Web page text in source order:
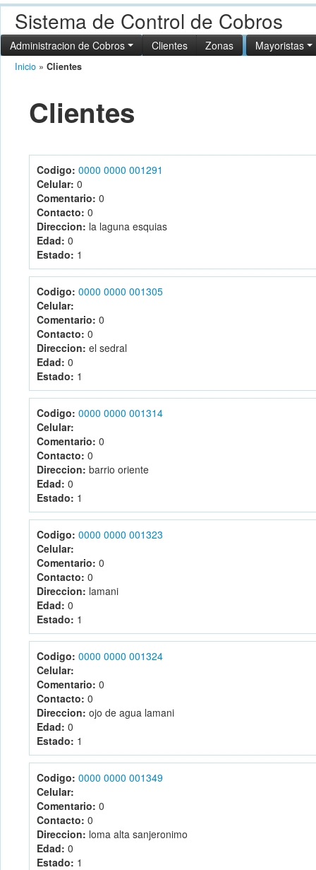
Sistema de Control de Cobros
Administracion de Cobros Clientes Zonas Mayoristas
Inicio » Clientes
Clientes
Codigo: 0000 0000 001291
Celular: 0
Comentario: 0
Contacto: 0
Direccion: la laguna esquias
Edad: 0
Estado: 1
Codigo: 0000 0000 001305
Celular:
Comentario: 0
Contacto: 0
Direccion: el sedral
Edad: 0
Estado: 1
Codigo: 0000 0000 001314
Celular:
Comentario: 0
Contacto: 0
Direccion: barrio oriente
Edad: 0
Estado: 1
Codigo: 0000 0000 001323
Celular:
Comentario: 0
Contacto: 0
Direccion: lamani
Edad: 0
Estado: 1
Codigo: 0000 0000 001324
Celular:
Comentario: 0
Contacto: 0
Direccion: ojo de agua lamani
Edad: 0
Estado: 1
Codigo: 0000 0000 001349
Celular:
Comentario: 0
Contacto: 0
Direccion: loma alta sanjeronimo
Edad: 0
Estado: 1